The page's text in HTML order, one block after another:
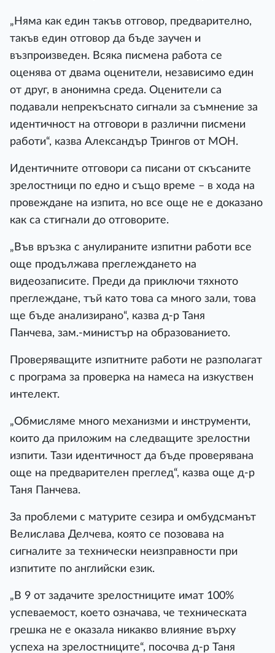
„Няма как един такъв отговор, предварително,
такъв един отговор да бъде заучен и
възпроизведен. Всяка писмена работа се
оценява от двама оценители, независимо един
от друг, в анонимна среда. Оценители са
подавали непрекъснато сигнали за съмнение за
идентичност на отговори в различни писмени
работи“, казва Александър Трингов от МОН.
Идентичните отговори са писани от скъсаните
зрелостници по едно и също време – в хода на
провеждане на изпита, но все още не е доказано
как са стигнали до отговорите.
„Във връзка с анулираните изпитни работи все
още продължава преглеждането на
видеозаписите. Преди да приключи тяхното
преглеждане, тъй като това са много зали, това
ще бъде анализирано“, казва д-р Таня
Панчева, зам.-министър на образованието.
Проверяващите изпитните работи не разполагат
с програма за проверка на намеса на изкуствен
интелект.
„Обмисляме много механизми и инструменти,
които да приложим на следващите зрелостни
изпити. Тази идентичност да бъде проверявана
още на предварителен преглед“, казва още д-р
Таня Панчева.
За проблеми с матурите сезира и омбудсманът
Велислава Делчева, която се позовава на
сигналите за технически неизправности при
изпитите по английски език.
„В 9 от задачите зрелостниците имат 100%
успеваемост, което означава, че техническата
грешка не е оказала никакво влияние върху
успеха на зрелостниците“, посочва д-р Таня